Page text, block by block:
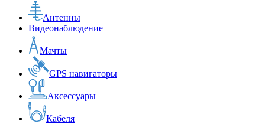
Антенны
Видеонаблюдение
Мачты
GPS навигаторы
Аксессуары
Кабеля